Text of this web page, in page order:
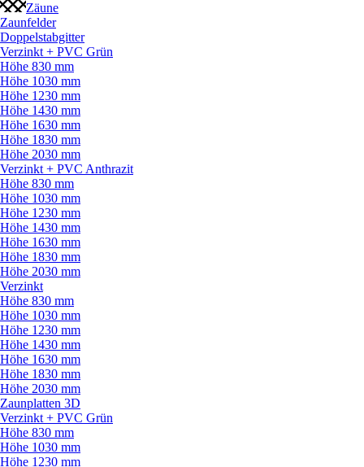
Zäune
Zaunfelder
Doppelstabgitter
Verzinkt + PVC Grün
Höhe 830 mm
Höhe 1030 mm
Höhe 1230 mm
Höhe 1430 mm
Höhe 1630 mm
Höhe 1830 mm
Höhe 2030 mm
Verzinkt + PVC Anthrazit
Höhe 830 mm
Höhe 1030 mm
Höhe 1230 mm
Höhe 1430 mm
Höhe 1630 mm
Höhe 1830 mm
Höhe 2030 mm
Verzinkt
Höhe 830 mm
Höhe 1030 mm
Höhe 1230 mm
Höhe 1430 mm
Höhe 1630 mm
Höhe 1830 mm
Höhe 2030 mm
Zaunplatten 3D
Verzinkt + PVC Grün
Höhe 830 mm
Höhe 1030 mm
Höhe 1230 mm